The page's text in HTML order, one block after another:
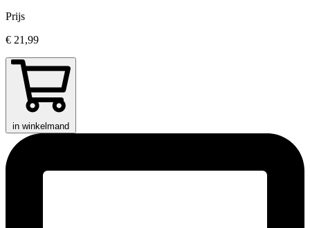
Prijs
€ 21,99
in winkelmand